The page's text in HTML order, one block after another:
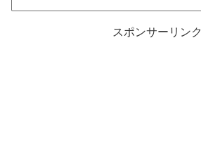
スポンサーリンク